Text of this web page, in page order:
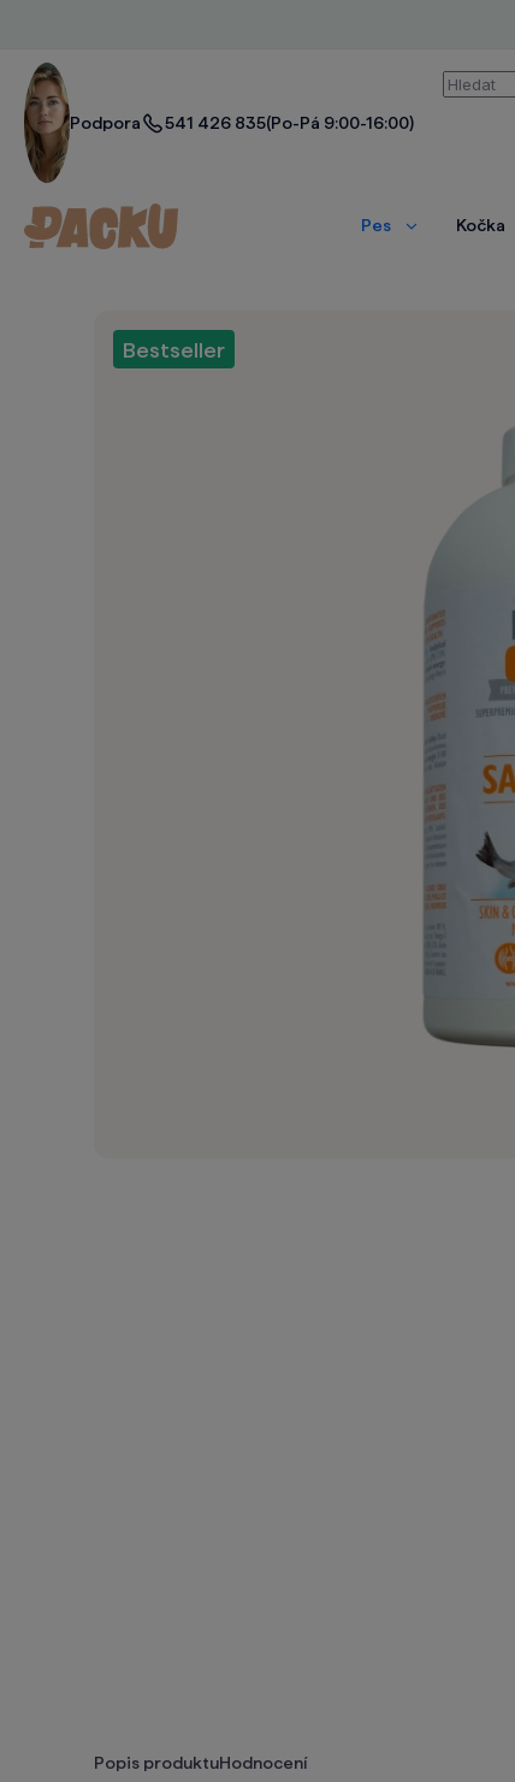
Podpora 541 426 835(Po-Pá 9:00-16:00)
Pes
ZobrazitKočka
Bestseller
Popis produktuHodnocení